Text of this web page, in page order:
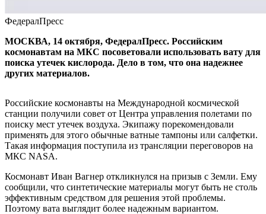
ФедералПресс
МОСКВА, 14 октября, ФедералПресс. Российским
космонавтам на МКС посоветовали использовать вату для
поиска утечек кислорода. Дело в том, что она надежнее
других материалов.
Российские космонавты на Международной космической
станции получили совет от Центра управления полетами по
поиску мест утечек воздуха. Экипажу порекомендовали
применять для этого обычные ватные тампоны или салфетки.
Такая информация поступила из трансляции переговоров на
МКС NASA.
Космонавт Иван Вагнер откликнулся на призыв с Земли. Ему
сообщили, что синтетические материалы могут быть не столь
эффективным средством для решения этой проблемы.
Поэтому вата выглядит более надежным вариантом.